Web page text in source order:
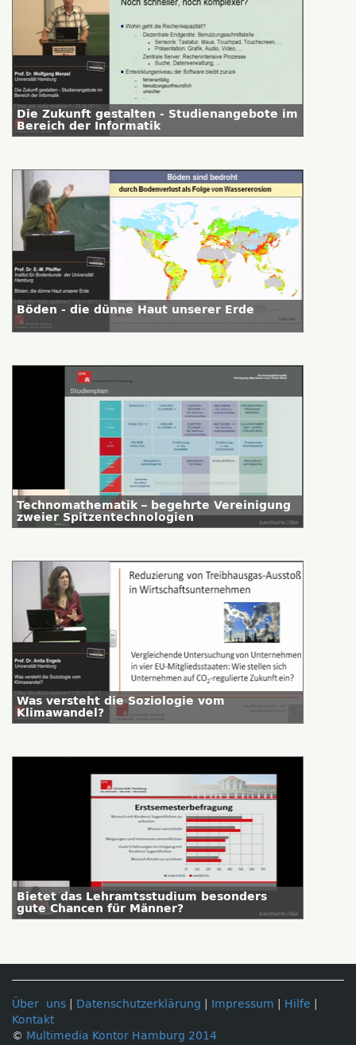
Die Zukunft gestalten - Studienangebote im
Bereich der Informatik
Böden - die dünne Haut unserer Erde
Technomathematik – begehrte Vereinigung
zweier Spitzentechnologien
Was versteht die Soziologie vom
Klimawandel?
Bietet das Lehramtsstudium besonders
gute Chancen für Männer?
Über uns Datenschutzerklärung Impressum Hilfe
Kontakt
© Multimedia Kontor Hamburg 2014